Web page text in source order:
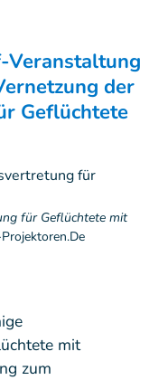
Veranstaltung
der
Geflüchtete
für Geflüchtete mit
mit
zum